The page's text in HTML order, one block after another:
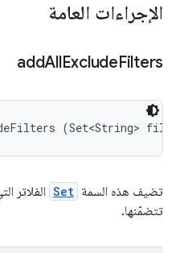
الإجراءات العامة
addAllExcludeFilters
(Set<String>
تضيف هذه السمة Set الفلاتر
تتضمّنها.